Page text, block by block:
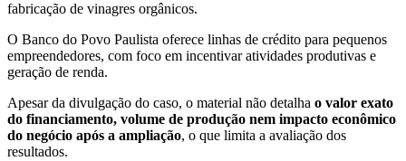
fabricação de vinagres orgânicos.
O Banco do Povo Paulista oferece linhas de crédito para pequenos
empreendedores, com foco em incentivar atividades produtivas e
geração de renda.
Apesar da divulgação do caso, o material não detalha o valor exato
do financiamento, volume de produção nem impacto econômico
do negócio após a ampliação, o que limita a avaliação dos
resultados.